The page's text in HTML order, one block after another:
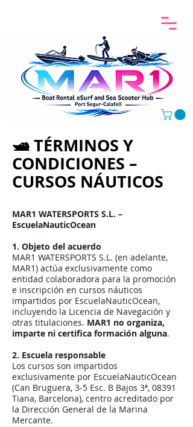
🛥️ TÉRMINOS Y
CONDICIONES –
CURSOS NÁUTICOS
MAR1 WATERSPORTS S.L. –
EscuelaNauticOcean
1. Objeto del acuerdo
MAR1 WATERSPORTS S.L. (en adelante,
MAR1) actúa exclusivamente como
entidad colaboradora para la promoción
e inscripción en cursos náuticos
impartidos por EscuelaNauticOcean,
incluyendo la Licencia de Navegación y
otras titulaciones. MAR1 no organiza,
imparte ni certifica formación alguna.
2. Escuela responsable
Los cursos son impartidos
exclusivamente por EscuelaNauticOcean
(Can Bruguera, 3-5 Esc. B Bajos 3ª, 08391
Tiana, Barcelona), centro acreditado por
la Dirección General de la Marina
Mercante.